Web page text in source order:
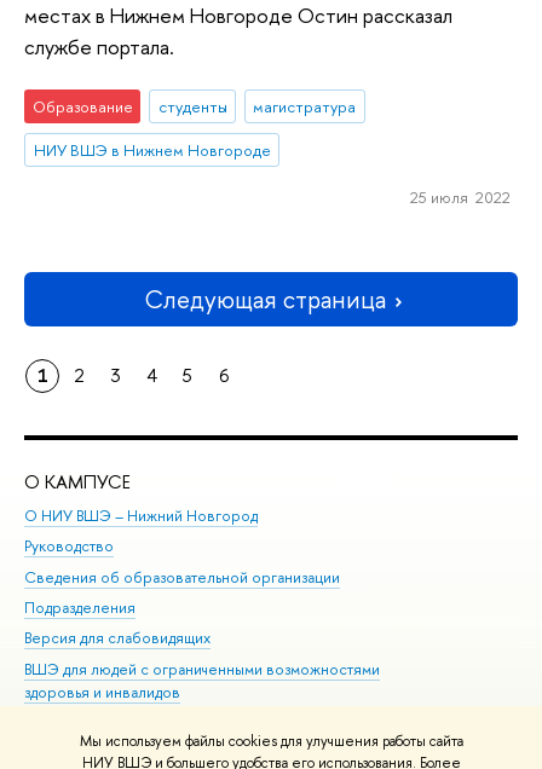
Мы используем файлы cookies для улучшения работы сайта
НИУ ВШЭ и большего удобства его использования. Более
местах в Нижнем Новгороде Остин рассказал
службе портала.
Образование студенты
магистратура
НИУ ВШЭ в Нижнем Новгороде
25 июля 2022
Следующая страница
1 2 3 4 5 6
О КАМПУСЕ
О НИУ ВШЭ – Нижний Новгород
Руководство
Сведения об образовательной организации
Подразделения
Версия для слабовидящих
ВШЭ для людей с ограниченными возможностями
здоровья и инвалидов